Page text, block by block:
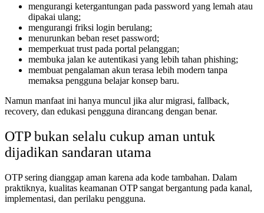
mengurangi ketergantungan pada password yang lemah atau
dipakai ulang;
mengurangi friksi login berulang;
menurunkan beban reset password;
memperkuat trust pada portal pelanggan;
membuka jalan ke autentikasi yang lebih tahan phishing;
membuat pengalaman akun terasa lebih modern tanpa
memaksa pengguna belajar konsep baru.
Namun manfaat ini hanya muncul jika alur migrasi, fallback,
recovery, dan edukasi pengguna dirancang dengan benar.
OTP bukan selalu cukup aman untuk
dijadikan sandaran utama
OTP sering dianggap aman karena ada kode tambahan. Dalam
praktiknya, kualitas keamanan OTP sangat bergantung pada kanal,
implementasi, dan perilaku pengguna.